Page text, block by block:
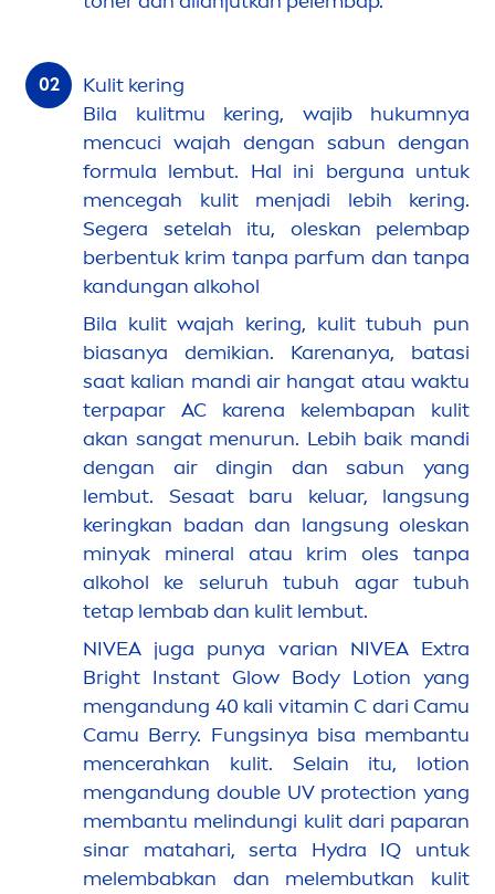
Kulit kering
Bila kulitmu kering, wajib hukumnya
mencuci wajah dengan sabun dengan
formula lembut. Hal ini berguna untuk
mencegah kulit menjadi lebih kering.
Segera setelah itu, oleskan pelembap
berbentuk krim tanpa parfum dan tanpa
kandungan alkohol
Bila kulit wajah kering, kulit tubuh pun
biasanya demikian. Karenanya, batasi
saat kalian mandi air hangat atau waktu
terpapar AC karena kelembapan kulit
akan sangat menurun. Lebih baik mandi
dengan air dingin dan sabun yang
lembut. Sesaat baru keluar, langsung
keringkan badan dan langsung oleskan
minyak mineral atau krim oles tanpa
alkohol ke seluruh tubuh agar tubuh
tetap lembab dan kulit lembut.
NIVEA juga punya varian NIVEAExtra
Bright Instant Glow Body Lotion yang
mengandung 40 kali vitamin C dari Camu
Camu Berry. Fungsinya bisa membantu
mencerahkan kulit. Selain itu, lotion
mengandung double UV protection yang
membantu melindungi kulit dari paparan
sinar matahari, serta Hydra IQ untuk
melembabkan dan melembutkan kulit